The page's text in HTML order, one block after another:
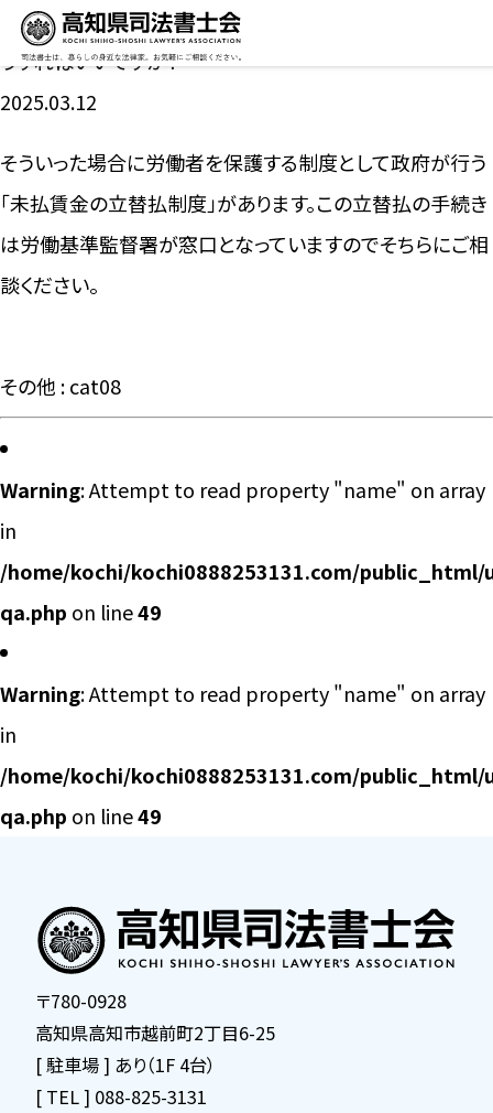
給料が支払われないまま会社が倒産してしまいました。ど
うすればいいですか？
2025.03.12
そういった場合に労働者を保護する制度として政府が行う
「未払賃金の立替払制度」があります。この立替払の手続き
は労働基準監督署が窓口となっていますのでそちらにご相
談ください。
その他 : cat08
Warning: Attempt to read property "name" on array
in
/home/kochi/kochi0888253131.com/
qa.php on line49
Warning: Attempt to read property "name" on array
in
/home/kochi/kochi0888253131.com/
qa.php on line49
〒780-0928
高知県高知市越前町2丁目6-25
[ 駐車場 ] あり（1F 4台）
[ TEL ] 088-825-3131